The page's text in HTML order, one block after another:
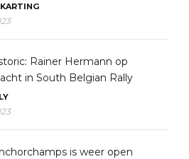
KARTING
Rainer Hermann op
in South Belgian Rally
is weer open